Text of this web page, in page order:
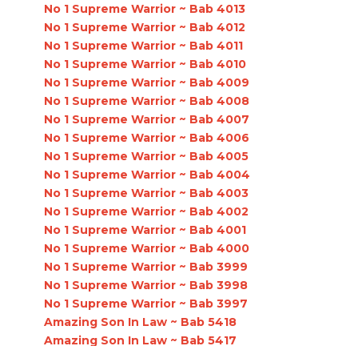
No 1 Supreme Warrior ~ Bab 4013
No 1 Supreme Warrior ~ Bab 4012
No 1 Supreme Warrior ~ Bab 4011
No 1 Supreme Warrior ~ Bab 4010
No 1 Supreme Warrior ~ Bab 4009
No 1 Supreme Warrior ~ Bab 4008
No 1 Supreme Warrior ~ Bab 4007
No 1 Supreme Warrior ~ Bab 4006
No 1 Supreme Warrior ~ Bab 4005
No 1 Supreme Warrior ~ Bab 4004
No 1 Supreme Warrior ~ Bab 4003
No 1 Supreme Warrior ~ Bab 4002
No 1 Supreme Warrior ~ Bab 4001
No 1 Supreme Warrior ~ Bab 4000
No 1 Supreme Warrior ~ Bab 3999
No 1 Supreme Warrior ~ Bab 3998
No 1 Supreme Warrior ~ Bab 3997
Amazing Son In Law ~ Bab 5418
Amazing Son In Law ~ Bab 5417